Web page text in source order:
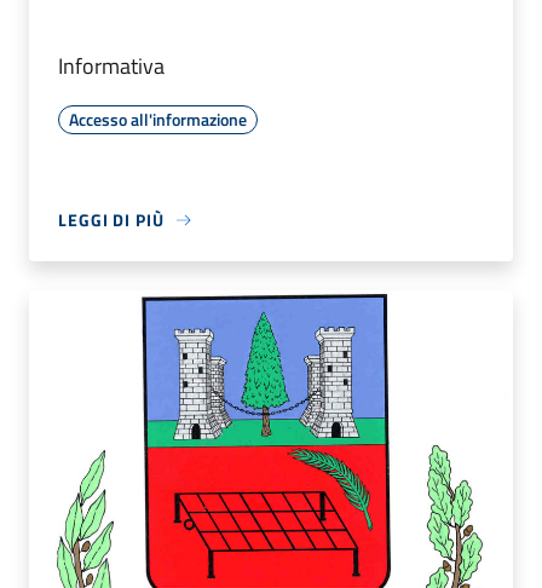
Informativa
Accesso all'informazione
LEGGI DI PIÙ